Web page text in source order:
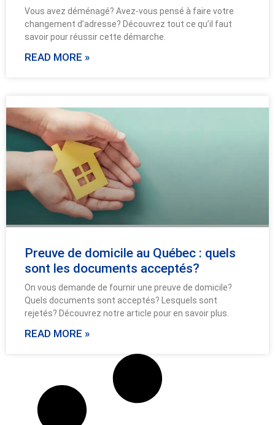
Vous avez déménagé? Avez-vous pensé à faire votre
changement d’adresse? Découvrez tout ce qu’il faut
savoir pour réussir cette démarche.
READ MORE »
Preuve de domicile au Québec : quels
sont les documents acceptés?
On vous demande de fournir une preuve de domicile?
Quels documents sont acceptés? Lesquels sont
rejetés? Découvrez notre article pour en savoir plus.
READ MORE »